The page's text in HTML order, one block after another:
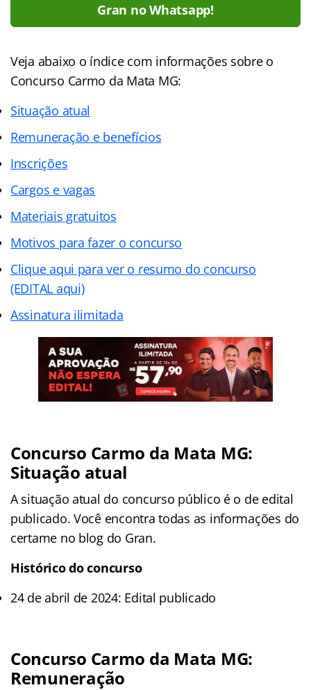
Gran no Whatsapp!
Veja abaixo o índice com informações sobre o
Concurso Carmo da Mata MG:
Situação atual
Remuneração e benefícios
Inscrições
Cargos e vagas
Materiais gratuitos
Motivos para fazer o concurso
Clique aqui para ver o resumo do concurso
(EDITAL aqui)
Assinatura ilimitada
Concurso Carmo da Mata MG:
Situação atual
A situação atual do concurso público é o de edital
publicado. Você encontra todas as informações do
certame no blog do Gran.
Histórico do concurso
24 de abril de 2024: Edital publicado
Concurso Carmo da Mata MG:
Remuneração